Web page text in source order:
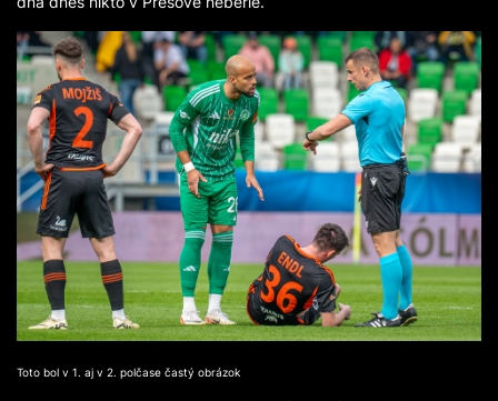
Toto bol v 1. aj v 2. polčase častý obrázok